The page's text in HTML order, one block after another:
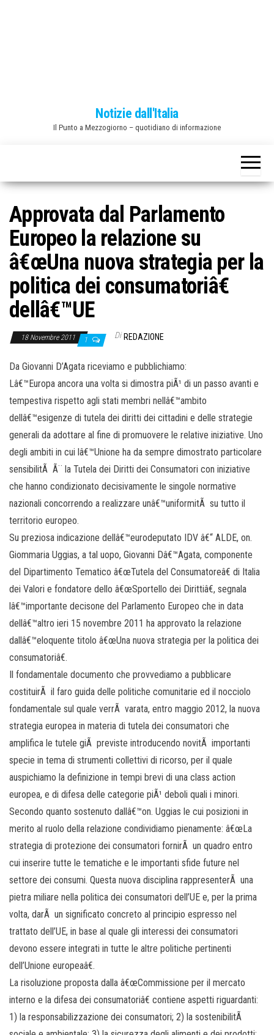
Notizie dall'Italia
Il Punto a Mezzogiorno – quotidiano di informazione
Approvata dal Parlamento
Europeo la relazione su
â€œUna nuova strategia per la
politica dei consumatoriâ€
dellâ€™UE
18 Novembre 2011 1 Di REDAZIONE
Da Giovanni D’Agata riceviamo e pubblichiamo:
Lâ€™Europa ancora una volta si dimostra piÃ¹ di un passo avanti e
tempestiva rispetto agli stati membri nellâ€™ambito
dellâ€™esigenze di tutela dei diritti dei cittadini e delle strategie
generali da adottare al fine di promuovere le relative iniziative. Uno
degli ambiti in cui lâ€™Unione ha da sempre dimostrato particolare
sensibilitÃ Ã¨ la Tutela dei Diritti dei Consumatori con iniziative
che hanno condizionato decisivamente le singole normative
nazionali concorrendo a realizzare unâ€™uniformitÃ su tutto il
territorio europeo.
Su preziosa indicazione dellâ€™eurodeputato IDV â€“ ALDE, on.
Giommaria Uggias, a tal uopo, Giovanni Dâ€™Agata, componente
del Dipartimento Tematico â€œTutela del Consumatoreâ€ di Italia
dei Valori e fondatore dello â€œSportello dei Dirittiâ€, segnala
lâ€™importante decisone del Parlamento Europeo che in data
dellâ€™altro ieri 15 novembre 2011 ha approvato la relazione
dallâ€™eloquente titolo â€œUna nuova strategia per la politica dei
consumatoriâ€.
Il fondamentale documento che provvediamo a pubblicare
costituirÃ il faro guida delle politiche comunitarie ed il nocciolo
fondamentale sul quale verrÃ varata, entro maggio 2012, la nuova
strategia europea in materia di tutela dei consumatori che
amplifica le tutele giÃ previste introducendo novitÃ importanti
specie in tema di strumenti collettivi di ricorso, per il quale
auspichiamo la definizione in tempi brevi di una class action
europea, e di difesa delle categorie piÃ¹ deboli quali i minori.
Secondo quanto sostenuto dallâ€™on. Uggias le cui posizioni in
merito al ruolo della relazione condividiamo pienamente: â€œLa
strategia di protezione dei consumatori fornirÃ un quadro entro
cui inserire tutte le tematiche e le importanti sfide future nel
settore dei consumi. Questa nuova disciplina rappresenterÃ una
pietra miliare nella politica dei consumatori dell’UE e, per la prima
volta, darÃ un significato concreto al principio espresso nel
trattato dell’UE, in base al quale gli interessi dei consumatori
devono essere integrati in tutte le altre politiche pertinenti
dell’Unione europeaâ€.
La risoluzione proposta dalla â€œCommissione per il mercato
interno e la difesa dei consumatoriâ€ contiene aspetti riguardanti:
1) la responsabilizzazione dei consumatori; 2) la sostenibilitÃ